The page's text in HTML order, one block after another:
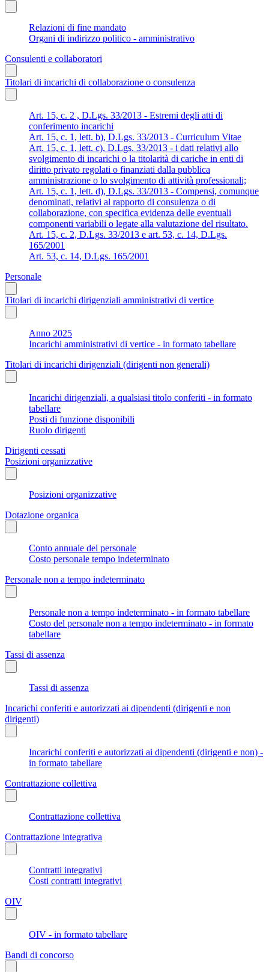
Relazioni di fine mandato
Organi di indirizzo politico - amministrativo
Consulenti e collaboratori
Titolari di incarichi di collaborazione o consulenza
Art. 15, c. 2 , D.Lgs. 33/2013 - Estremi degli atti di
conferimento incarichi
Art. 15, c. 1, lett. b), D.Lgs. 33/2013 - Curriculum Vitae
Art. 15, c. 1, lett. c), D.Lgs. 33/2013 - i dati relativi allo
svolgimento di incarichi o la titolarità di cariche in enti di
diritto privato regolati o finanziati dalla pubblica
amministrazione o lo svolgimento di attività professionali;
Art. 15, c. 1, lett. d), D.Lgs. 33/2013 - Compensi, comunque
denominati, relativi al rapporto di consulenza o di
collaborazione, con specifica evidenza delle eventuali
componenti variabili o legate alla valutazione del risultato.
Art. 15, c. 2, D.Lgs. 33/2013 e art. 53, c. 14, D.Lgs.
165/2001
Art. 53, c. 14, D.Lgs. 165/2001
Personale
Titolari di incarichi dirigenziali amministrativi di vertice
Anno 2025
Incarichi amministrativi di vertice - in formato tabellare
Titolari di incarichi dirigenziali (dirigenti non generali)
Incarichi dirigenziali, a qualsiasi titolo conferiti - in formato
tabellare
Posti di funzione disponibili
Ruolo dirigenti
Dirigenti cessati
Posizioni organizzative
Posizioni organizzative
Dotazione organica
Conto annuale del personale
Costo personale tempo indeterminato
Personale non a tempo indeterminato
Personale non a tempo indeterminato - in formato tabellare
Costo del personale non a tempo indeterminato - in formato
tabellare
Tassi di assenza
Tassi di assenza
Incarichi conferiti e autorizzati ai dipendenti (dirigenti e non
dirigenti)
Incarichi conferiti e autorizzati ai dipendenti (dirigenti e non) -
in formato tabellare
Contrattazione collettiva
Contrattazione collettiva
Contrattazione integrativa
Contratti integrativi
Costi contratti integrativi
OIV
OIV - in formato tabellare
Bandi di concorso